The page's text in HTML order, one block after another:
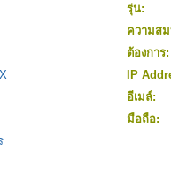
รุ่น:
ความส
ต้องการ:
IP
อีเมล์:
มือถือ: